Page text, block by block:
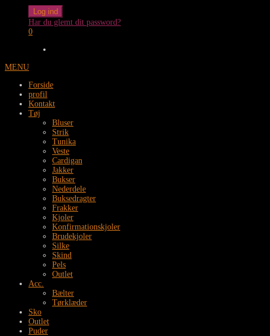
Log ind
Har du glemt dit password?
0
MENU
Forside
profil
Kontakt
Tøj
Bluser
Strik
Tunika
Veste
Cardigan
Jakker
Bukser
Nederdele
Buksedragter
Frakker
Kjoler
Konfirmationskjoler
Brudekjoler
Silke
Skind
Pels
Outlet
Acc.
Bælter
Tørklæder
Sko
Outlet
Puder